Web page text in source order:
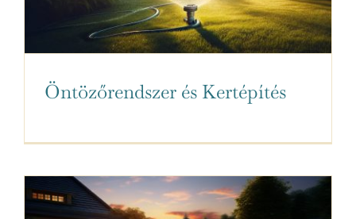
Öntözőrendszer és Kertépítés